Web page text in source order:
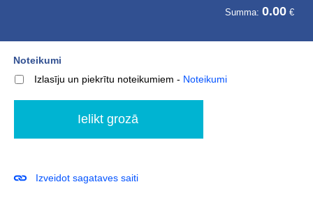
Summa: 0.00€
Noteikumi
Izlasīju un piekrītu noteikumiem - Noteikumi
Izveidot sagataves saiti